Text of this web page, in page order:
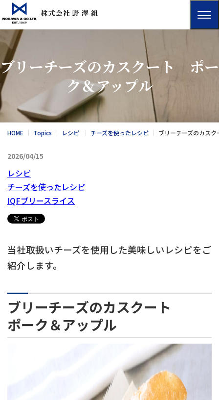
ブリーチーズのカスクート ポー
ク＆アップル
HOME Topics レシピ チーズを使ったレシピ ブリーチーズのカス
2026/04/15
レシピ
チーズを使ったレシピ
IQFブリースライス
当社取扱いチーズを使用した美味しいレシピをご
紹介します。
ブリーチーズのカスクート
ポーク＆アップル